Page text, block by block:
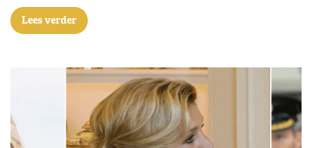
Lees verder